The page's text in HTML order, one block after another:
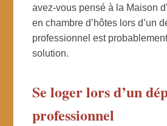
avez-vous pensé à la Maison
en chambre d’hôtes lors d’un
professionnel est
solution.
Se loger lors d’un
professionnel